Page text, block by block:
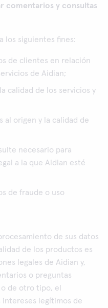
comentarios y consultas
los siguientes fines:
de clientes en relación
de Aidian;
calidad de los servicios y
al origen y la calidad de
necesario para
a la que Aidian esté
de fraude o uso
de sus datos
de los productos es
legales de Aidian y,
o preguntas
de otro tipo, el
intereses legítimos de